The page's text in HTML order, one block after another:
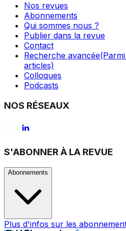
Nos revues
Abonnements
Qui sommes nous ?
Publier dans la revue
Contact
Recherche avancée
articles)
Colloques
Podcasts
NOS RÉSEAUX
S'ABONNER À LA REVUE
Abonnements
Plus d'infos sur les